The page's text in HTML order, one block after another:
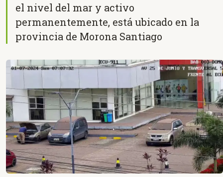
el nivel del mar y activo
permanentemente, está ubicado en la
provincia de Morona Santiago